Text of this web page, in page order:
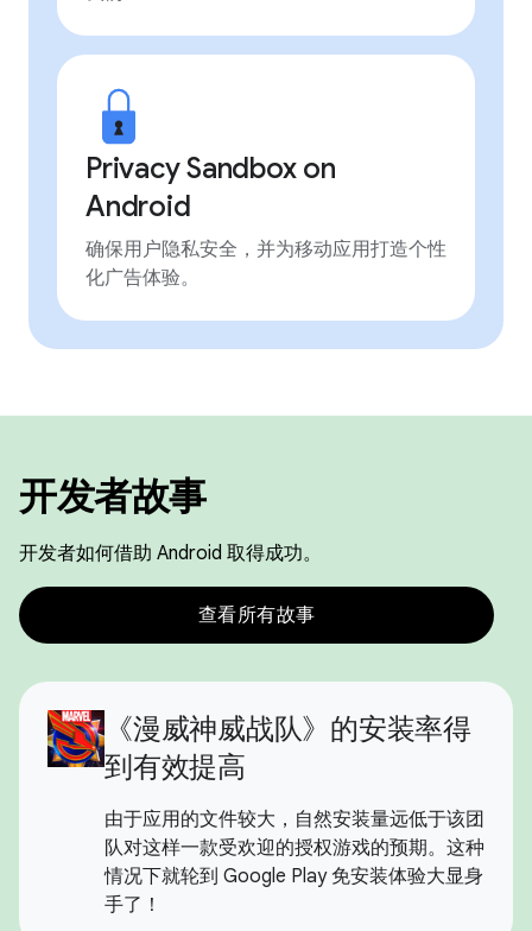
Privacy Sandbox on
Android
确保用户隐私安全，并为移动应用打造个性
化广告体验。
开发者故事
开发者如何借助 Android 取得成功。
查看所有故事
《漫威神威战队》的安装率得
到有效提高
由于应用的文件较大，自然安装量远低于该团
队对这样一款受欢迎的授权游戏的预期。这种
情况下就轮到 Google Play 免安装体验大显身
手了！